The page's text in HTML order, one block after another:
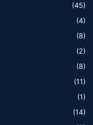
(45)
(4)
(8)
(2)
(8)
(11)
(1)
(14)